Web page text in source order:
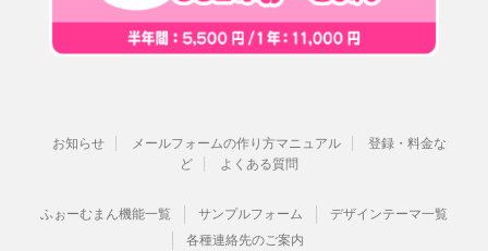
お知らせ メールフォームの作り方マニュアル
登録・料金な
ど
よくある質問
ふぉーむまん機能一覧 サンプルフォーム
デザインテーマ一覧
各種連絡先のご案内